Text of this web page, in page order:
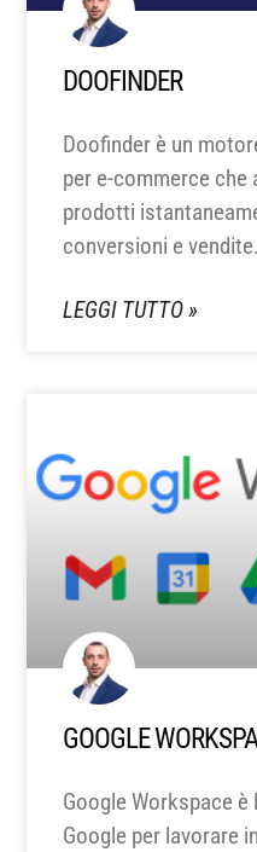
DOOFINDER
Doofinder è un
per e-commerce
prodotti
conversioni e vendite.
LEGGI TUTTO »
GOOGLE
Google Workspace
Google per lavorare